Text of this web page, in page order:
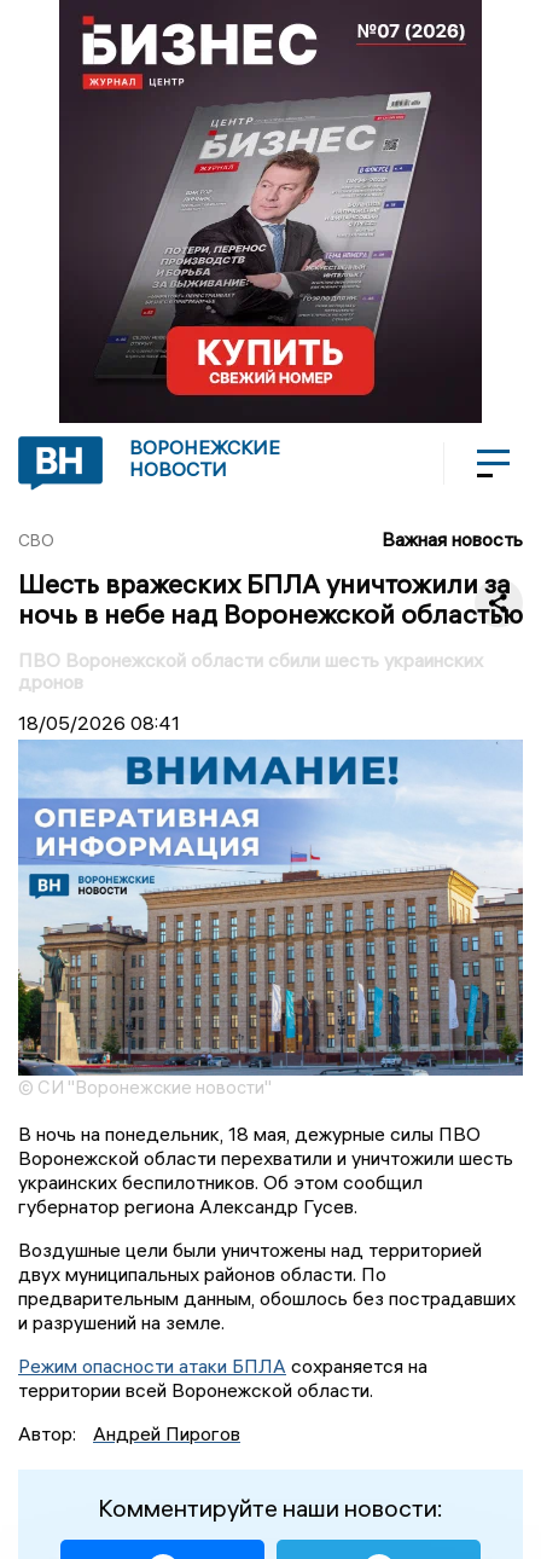
ВОРОНЕЖСКИЕ
НОВОСТИ
СВО Важная новость
Шесть вражеских БПЛА уничтожили за
ночь в небе над Воронежской областью
ПВО Воронежской области сбили шесть украинских
дронов
18/05/2026 08:41
© СИ "Воронежские новости"
В ночь на понедельник, 18 мая, дежурные силы ПВО
Воронежской области перехватили и уничтожили шесть
украинских беспилотников. Об этом сообщил
губернатор региона Александр Гусев.
Воздушные цели были уничтожены над территорией
двух муниципальных районов области. По
предварительным данным, обошлось без пострадавших
и разрушений на земле.
Режим опасности атаки БПЛА сохраняется на
территории всей Воронежской области.
Автор:
Андрей Пирогов
Комментируйте наши новости: